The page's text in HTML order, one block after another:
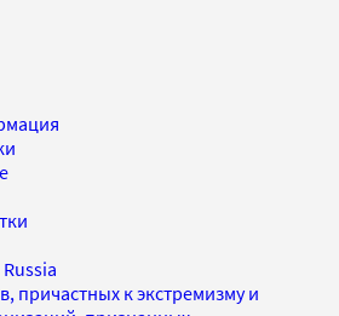
причастных к экстремизму и